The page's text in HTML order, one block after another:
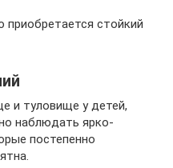
приобретается стойкий
и туловище у детей,
наблюдать ярко-
постепенно